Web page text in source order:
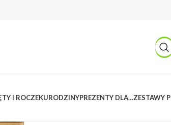
I ROCZEKURODZINYPREZENTY DLA…ZESTAWY